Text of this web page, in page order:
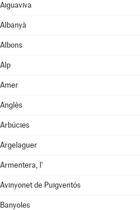
Aiguaviva
Albanyà
Albons
Alp
Amer
Anglès
Arbúcies
Argelaguer
Armentera, l'
Avinyonet de Puigventós
Banyoles